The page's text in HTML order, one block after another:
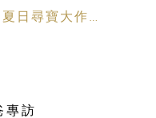
日尋寶大作
專訪